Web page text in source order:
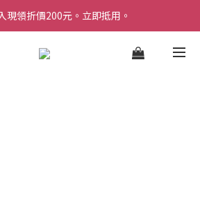
台灣官方旗艦館
現領折價200元。立即抵用。
台灣官方旗艦館